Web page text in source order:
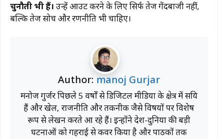
चुनौती भी हैं। उन्हें आउट करने के लिए सिर्फ तेज गेंदबाजी नहीं,
बल्कि तेज सोच और रणनीति भी चाहिए।
Author: manoj Gurjar
मनोज गुर्जर पिछले 5 वर्षों से डिजिटल मीडिया के क्षेत्र में सक्रिय
हैं और खेल, राजनीति और तकनीक जैसे विषयों पर विशेष
रूप से लेखन करते आ रहे हैं। इन्होंने देश-दुनिया की बड़ी
घटनाओं को गहराई से कवर किया है और पाठकों तक